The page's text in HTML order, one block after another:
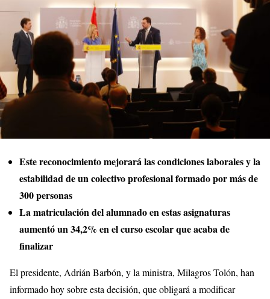
Este reconocimiento mejorará las condiciones laborales y la
estabilidad de un colectivo profesional formado por más de
300 personas
La matriculación del alumnado en estas asignaturas
aumentó un 34,2% en el curso escolar que acaba de
finalizar
El presidente, Adrián Barbón, y la ministra, Milagros Tolón, han
informado hoy sobre esta decisión, que obligará a modificar